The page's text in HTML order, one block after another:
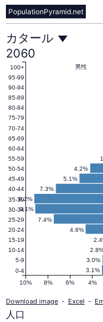
PopulationPyramid.net
カ
タ
ー
ル
の
人
口
ピ
ラ
カタール
2060
3.1%
3.0%
4.6%
7.4%
9.1%
9.2%
7.3%
5.1%
4.2%
男性
10% 8% 6% 4%
0-4
5-9
10-14
15-19
20-24
25-29
30-34
35-39
40-44
45-49
50-54
55-59
60-64
65-69
70-74
75-79
80-84
85-89
90-94
95-99
100+
Download image - Excel -
人口